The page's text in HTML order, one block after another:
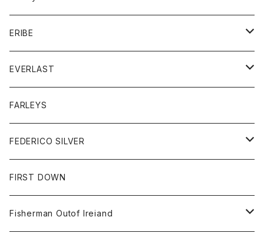
シャツ
Tシャツ
グッズ
帽子
トップス
シャツ
セーター
ボトム
ショートパンツ
パンツ
レディース
コート
ジャケット
ERIBE
ニット
EVERLAST
トップス
ジャケット
スエットシャツ
ボトム
スエットパンツ
グッズ
帽子
FARLEYS
FEDERICO SILVER
アクセサリー
FIRST DOWN
Fisherman Outof Ireiand